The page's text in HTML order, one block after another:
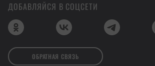
ДОБАВЛЯЙСЯ В СОЦСЕТИ
ОБРАТНАЯ СВЯЗЬ